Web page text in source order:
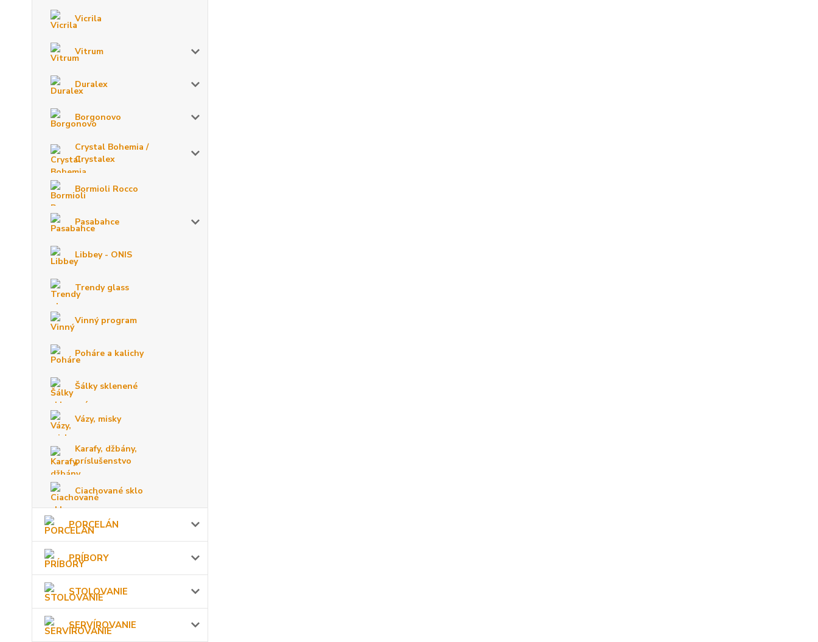
Vicrila
Vitrum
Duralex
Borgonovo
Crystal Bohemia /
Crystalex
Bormioli Rocco
Pasabahce
Libbey - ONIS
Trendy glass
Vinný program
Poháre a kalichy
Šálky sklenené
Vázy, misky
Karafy, džbány,
príslušenstvo
Ciachované sklo
PORCELÁN
PRÍBORY
STOLOVANIE
SERVÍROVANIE